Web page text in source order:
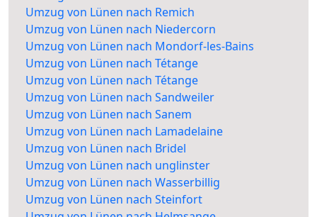
Umzug von Lünen nach Remich
Umzug von Lünen nach Niedercorn
Umzug von Lünen nach Mondorf-les-Bains
Umzug von Lünen nach Tétange
Umzug von Lünen nach Tétange
Umzug von Lünen nach Sandweiler
Umzug von Lünen nach Sanem
Umzug von Lünen nach Lamadelaine
Umzug von Lünen nach Bridel
Umzug von Lünen nach unglinster
Umzug von Lünen nach Wasserbillig
Umzug von Lünen nach Steinfort